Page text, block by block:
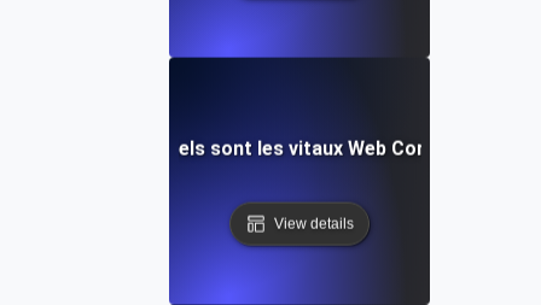
Quels sont les vitaux Web Core?
View details